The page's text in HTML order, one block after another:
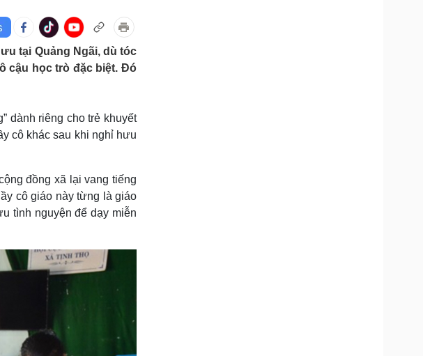
máy
Doanh nghiệp
Doanh nhân
Vì cộng đồng
Du lịch
Tư vấn
Săn Tour
tại Quảng Ngãi, dù tóc
cậu học trò đặc biệt. Đó
dành riêng cho trẻ khuyết
cô khác sau khi nghỉ hưu
đồng xã lại vang tiếng
cô giáo này từng là giáo
tình nguyện để dạy miễn